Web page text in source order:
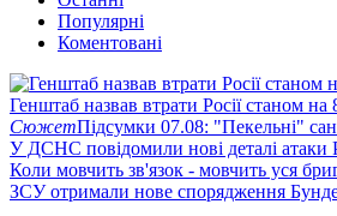
Популярні
Коментовані
Генштаб назвав втрати Росії станом на
СюжетПідсумки 07.08: "Пекельні"
У ДСНС повідомили нові деталі
Коли мовчить зв'язок - мовчить уся
ЗСУ отримали нове спорядження